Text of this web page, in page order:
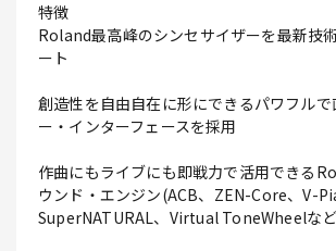
特徴
Roland最高峰のシンセサイザーを最新技
ート
創造性を自由自在に形にできるパワフル
ー・インターフェースを採用
作曲にもライブにも即戦力で活用できる
ウンド・エンジン(ACB、ZEN-Core、V-
SuperNATURAL、Virtual ToneWheelな